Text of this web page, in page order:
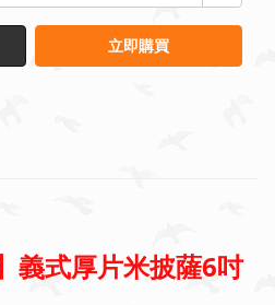
立即購買
義式厚片米披薩6吋